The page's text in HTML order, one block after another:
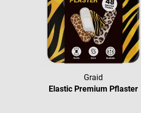
Graid
Elastic Premium Pflaster